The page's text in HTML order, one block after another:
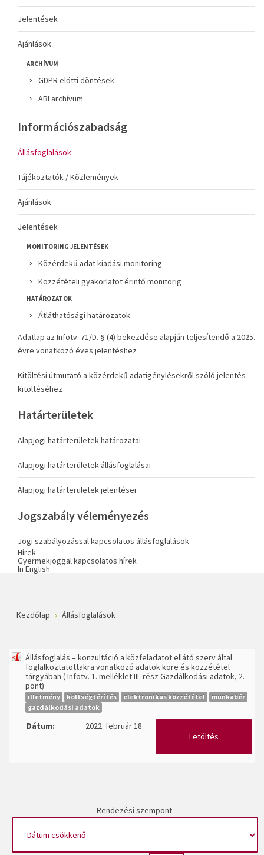
Jelentések
Ajánlások
ARCHÍVUM
GDPR előtti döntések
ABI archívum
Információszabadság
Állásfoglalások
Tájékoztatók / Közlemények
Ajánlások
Jelentések
MONITORING JELENTÉSEK
Közérdekű adat kiadási monitoring
Közzétételi gyakorlatot érintő monitorig
HATÁROZATOK
Átláthatósági határozatok
Adatlap az Infotv. 71/D. § (4) bekezdése alapján teljesítendő a 2025.
évre vonatkozó éves jelentéshez
Kitöltési útmutató a közérdekű adatigénylésekről szóló jelentés
kitöltéséhez
Határterületek
Alapjogi határterületek határozatai
Alapjogi határterületek állásfoglalásai
Alapjogi határterületek jelentései
Jogszabály véleményezés
Jogi szabályozással kapcsolatos állásfoglalások
Hírek
Gyermekjoggal kapcsolatos hírek
In English
Kezdőlap Állásfoglalások
Állásfoglalás – konzultáció a közfeladatot ellátó szerv által
foglalkoztatottakra vonatkozó adatok köre és közzététel
tárgyában ( Infotv. 1. melléklet III. rész Gazdálkodási adatok, 2.
pont)
illetmény költségtérítés elektronikus közzététel
munkabér
gazdálkodási adatok
Dátum:
2022. február 18.
Letöltés
Rendezési szempont